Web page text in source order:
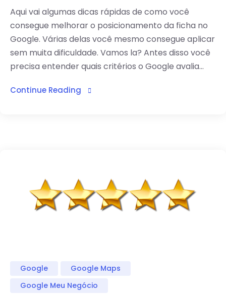
Aqui vai algumas dicas rápidas de como você
consegue melhorar o posicionamento da ficha no
Google. Várias delas você mesmo consegue aplicar
sem muita dificuldade. Vamos la? Antes disso você
precisa entender quais critérios o Google avalia...
Continue Reading
Google
Google Maps
Google Meu Negócio